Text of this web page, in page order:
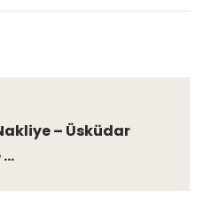
– Üsküdar